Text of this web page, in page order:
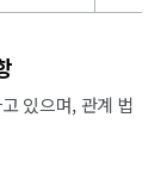
있으며, 관계 법